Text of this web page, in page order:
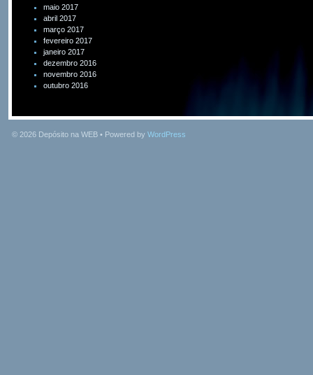
maio 2017
abril 2017
março 2017
fevereiro 2017
janeiro 2017
dezembro 2016
novembro 2016
outubro 2016
© 2026 Depósito na WEB • Powered by WordPress